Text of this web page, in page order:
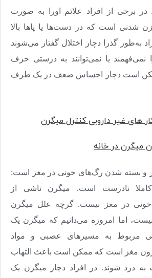
در برخی از افراد علائم اورا به صورت
شدنی است که در دست‌ها یا پاها بالا
به‌طور گذرا دچار اختلال گفتار می‌شوند
نمی‌فهمند یا نمی‌توانند به درستی حرف
ممکن است دچار احساس ضعف در یک طرف
های غیر دارویی کنترل میگرن
میگرن در خانه
و بسته شدن رگ‌های خونی در مغز است:
نادرست است. میگرن ناشی از
در مغز نیست. گرچه علل میگرن
اما امروزه می‌دانیم که میگرن یک
مربوط به مسیرهای عصبی و مواد
مغز است که ممکن است باعث التهاب
درد شوند. در افراد دچار میگرن یک